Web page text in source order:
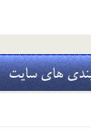
های سایت